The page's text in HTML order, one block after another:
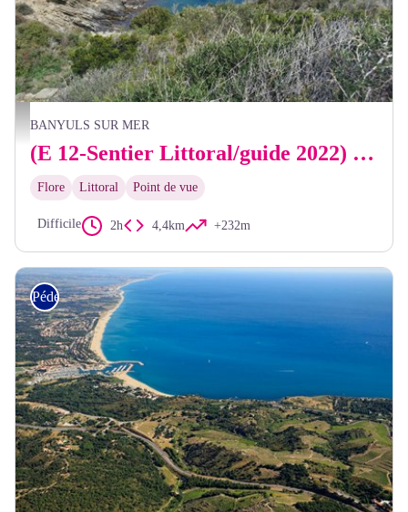
Elisabeth Coste
BANYULS SUR MER
(E 12-Sentier Littoral/guide 2022) Plage du Troc/Banyuls-sur-mer - Plage de Peyrefite
Flore Littoral Point de vue
Difficile 2h 4,4km +232m
Pédestre